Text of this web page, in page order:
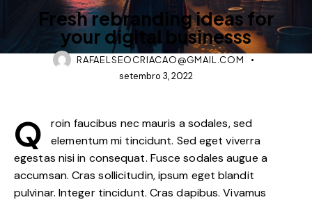
Fresh rebranding ideas for
your digital businesss
RAFAELSEOCRIACAO@GMAIL.COM
setembro 3, 2022
Q
roin faucibus nec mauris a sodales, sed
elementum mi tincidunt. Sed eget viverra
egestas nisi in consequat. Fusce sodales augue a
accumsan. Cras sollicitudin, ipsum eget blandit
pulvinar. Integer tincidunt. Cras dapibus. Vivamus